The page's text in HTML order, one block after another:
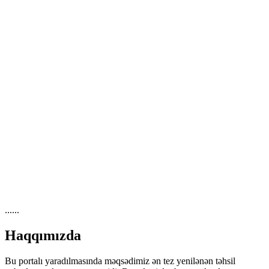
......
Haqqımızda
Bu portalı yaradılmasında məqsədimiz ən tez yenilənən təhsil